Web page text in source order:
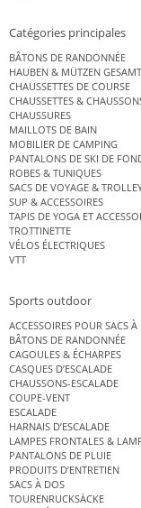
Catégories principales
BÂTONS DE RANDONNÉE
HAUBEN & MÜTZEN GESAMT
CHAUSSETTES DE COURSE
CHAUSSETTES &
CHAUSSURES
MAILLOTS DE BAIN
MOBILIER DE CAMPING
PANTALONS DE SKI DE
ROBES & TUNIQUES
SACS DE VOYAGE &
SUP & ACCESSOIRES
TAPIS DE YOGA ET
TROTTINETTE
VÉLOS ÉLECTRIQUES
VTT
Sports outdoor
ACCESSOIRES POUR SACS
BÂTONS DE RANDONNÉE
CAGOULES & ÉCHARPES
CASQUES D’ESCALADE
CHAUSSONS-ESCALADE
COUPE-VENT
ESCALADE
HARNAIS D’ESCALADE
LAMPES FRONTALES &
PANTALONS DE PLUIE
PRODUITS D’ENTRETIEN
SACS À DOS
TOURENRUCKSÄCKE